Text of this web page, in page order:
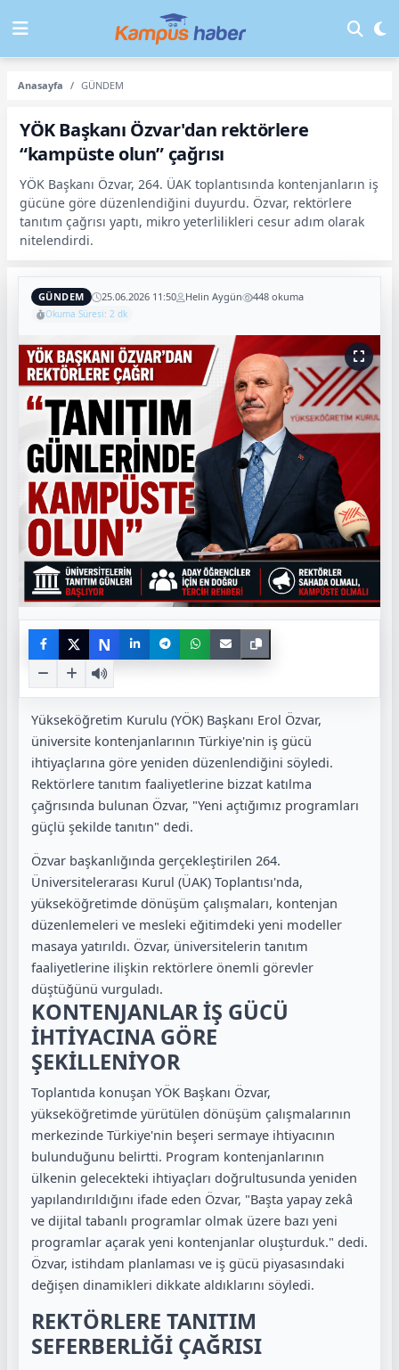
Anasayfa GÜNDEM
YÖK Başkanı Özvar'dan rektörlere
“kampüste olun” çağrısı
YÖK Başkanı Özvar, 264. ÜAK toplantısında kontenjanların iş
gücüne göre düzenlendiğini duyurdu. Özvar, rektörlere
tanıtım çağrısı yaptı, mikro yeterlilikleri cesur adım olarak
nitelendirdi.
GÜNDEM 25.06.2026 11:50 Helin Aygün 448 okuma
Okuma Süresi: 2 dk
N
Yükseköğretim Kurulu (YÖK) Başkanı Erol Özvar,
üniversite kontenjanlarının Türkiye'nin iş gücü
ihtiyaçlarına göre yeniden düzenlendiğini söyledi.
Rektörlere tanıtım faaliyetlerine bizzat katılma
çağrısında bulunan Özvar, "Yeni açtığımız programları
güçlü şekilde tanıtın" dedi.
Özvar başkanlığında gerçekleştirilen 264.
Üniversitelerarası Kurul (ÜAK) Toplantısı'nda,
yükseköğretimde dönüşüm çalışmaları, kontenjan
düzenlemeleri ve mesleki eğitimdeki yeni modeller
masaya yatırıldı. Özvar, üniversitelerin tanıtım
faaliyetlerine ilişkin rektörlere önemli görevler
düştüğünü vurguladı.
KONTENJANLAR İŞ GÜCÜ
İHTİYACINA GÖRE
ŞEKİLLENİYOR
Toplantıda konuşan YÖK Başkanı Özvar,
yükseköğretimde yürütülen dönüşüm çalışmalarının
merkezinde Türkiye'nin beşeri sermaye ihtiyacının
bulunduğunu belirtti. Program kontenjanlarının
ülkenin gelecekteki ihtiyaçları doğrultusunda yeniden
yapılandırıldığını ifade eden Özvar, "Başta yapay zekâ
ve dijital tabanlı programlar olmak üzere bazı yeni
programlar açarak yeni kontenjanlar oluşturduk." dedi.
Özvar, istihdam planlaması ve iş gücü piyasasındaki
değişen dinamikleri dikkate aldıklarını söyledi.
REKTÖRLERE TANITIM
SEFERBERLİĞİ ÇAĞRISI